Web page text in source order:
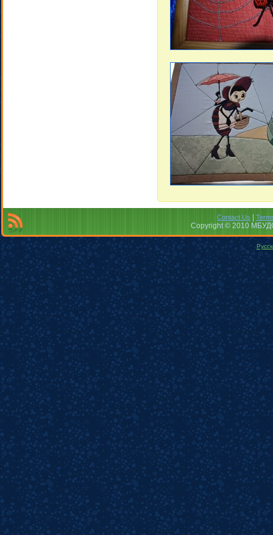
Contact Us
Copyright © 2010